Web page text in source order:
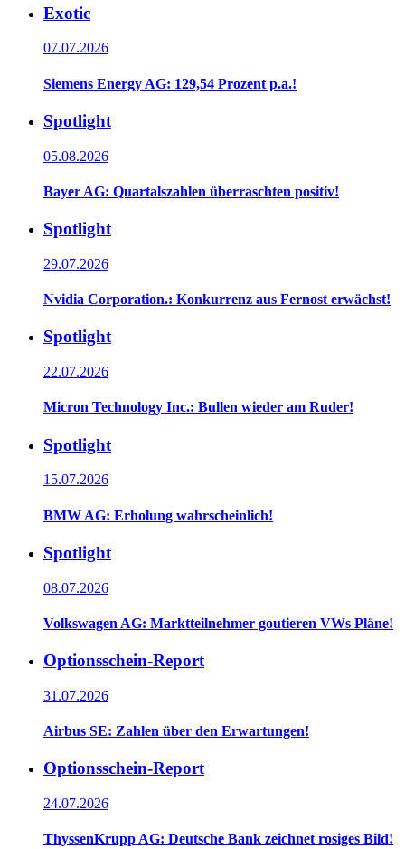
Exotic
07.07.2026
Siemens Energy AG: 129,54 Prozent p.a.!
Spotlight
05.08.2026
Bayer AG: Quartalszahlen überraschten positiv!
Spotlight
29.07.2026
Nvidia Corporation.: Konkurrenz aus Fernost erwächst!
Spotlight
22.07.2026
Micron Technology Inc.: Bullen wieder am Ruder!
Spotlight
15.07.2026
BMW AG: Erholung wahrscheinlich!
Spotlight
08.07.2026
Volkswagen AG: Marktteilnehmer goutieren VWs Pläne!
Optionsschein-Report
31.07.2026
Airbus SE: Zahlen über den Erwartungen!
Optionsschein-Report
24.07.2026
ThyssenKrupp AG: Deutsche Bank zeichnet rosiges Bild!